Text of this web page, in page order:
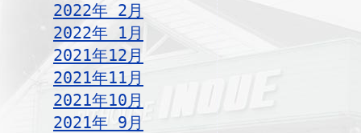
2022年 2月
2022年 1月
2021年12月
2021年11月
2021年10月
2021年 9月